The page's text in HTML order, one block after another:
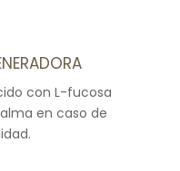
con L-fucosa
en caso de